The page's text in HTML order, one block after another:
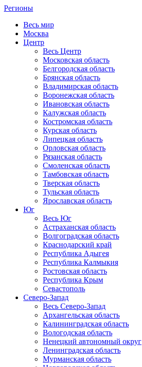
Регионы
Весь мир
Москва
Центр
Весь Центр
Московская область
Белгородская область
Брянская область
Владимирская область
Воронежская область
Ивановская область
Калужская область
Костромская область
Курская область
Липецкая область
Орловская область
Рязанская область
Смоленская область
Тамбовская область
Тверская область
Тульская область
Ярославская область
Юг
Весь Юг
Астраханская область
Волгоградская область
Краснодарский край
Республика Адыгея
Республика Калмыкия
Ростовская область
Республика Крым
Севастополь
Северо-Запад
Весь Северо-Запад
Архангельская область
Калининградская область
Вологодская область
Ненецкий автономный округ
Ленинградская область
Мурманская область